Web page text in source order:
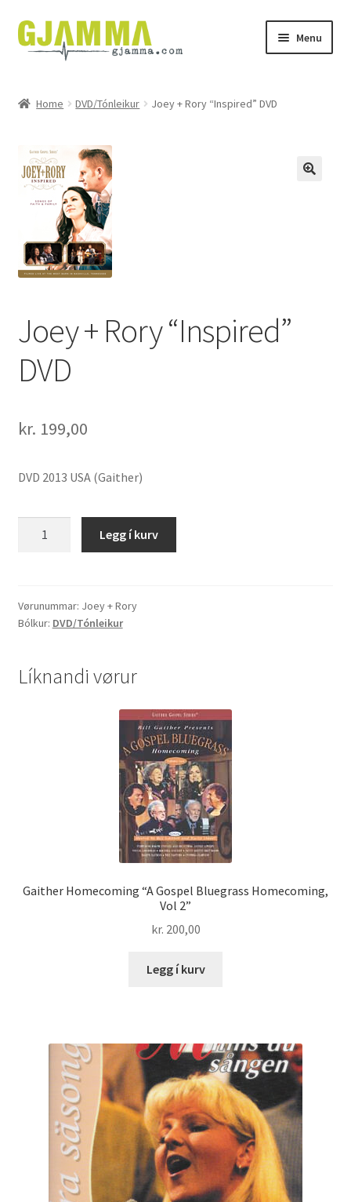
Skip
to
Skip
to
Menu
Keypskurv
Kassi
Mín brúkari
Privatlívspolitikkur
Home DVD/Tónleikur Joey + Rory “Inspired” DVD
Joey + Rory “Inspired”
DVD
kr. 199,00
DVD 2013 USA (Gaither)
DVD
quantity
Legg í kurv
Vørunummar: Joey + Rory
Bólkur: DVD/Tónleikur
Líknandi vørur
Gaither Homecoming “A Gospel Bluegrass Homecoming,
Vol 2”
kr. 200,00
Legg í kurv